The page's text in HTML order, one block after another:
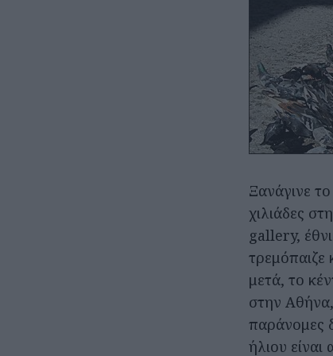
Ξανάγινε
χιλιάδες
gallery,
μετά, το
στην
παράνομες
ήλιου